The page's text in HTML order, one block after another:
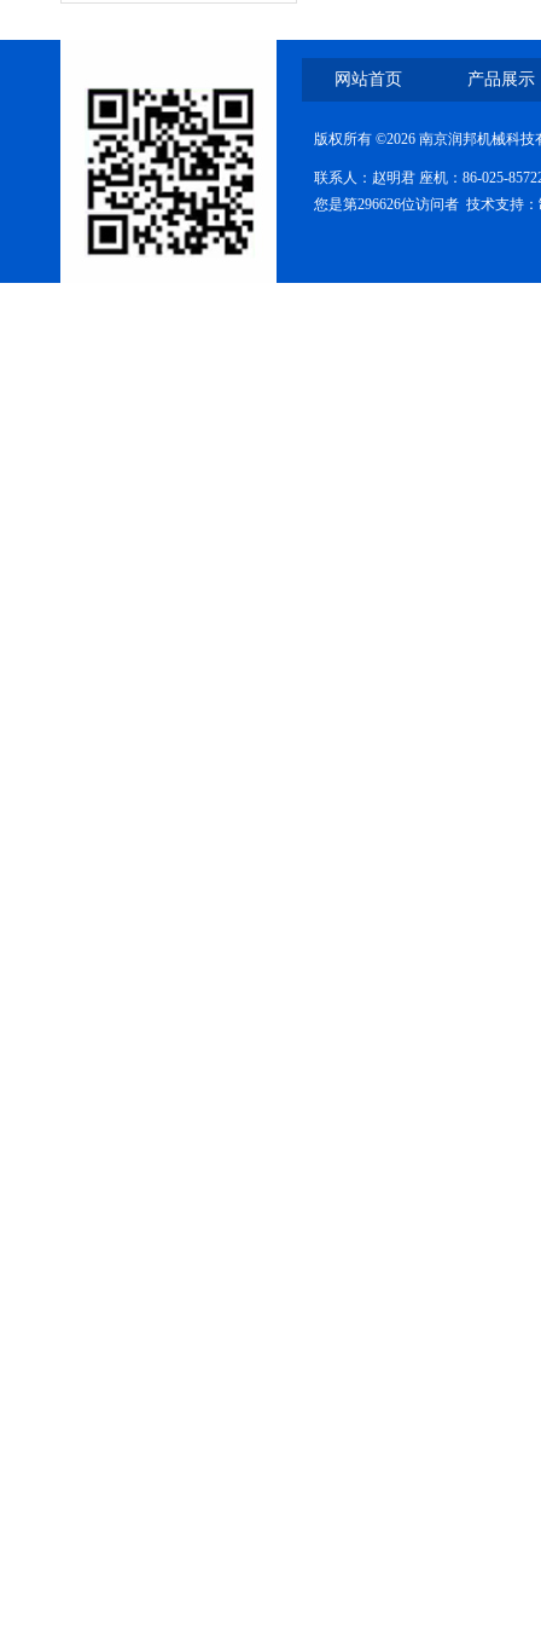
双锥回转真空干燥箱
网站首页 产品展示
版权所有 ©2026 南京润邦机械科
联系人：赵明君 座机：86-025-
您是第296626位访问者 技术支持：